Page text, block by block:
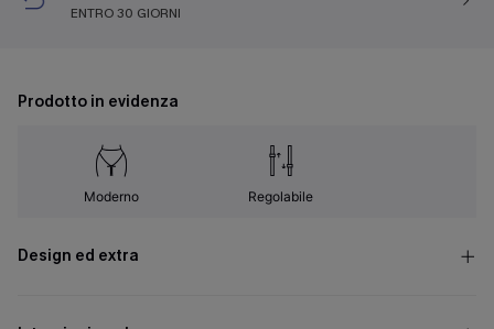
ENTRO 30 GIORNI
Prodotto in evidenza
Moderno Regolabile
Design ed extra